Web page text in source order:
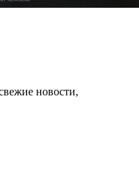
новости,